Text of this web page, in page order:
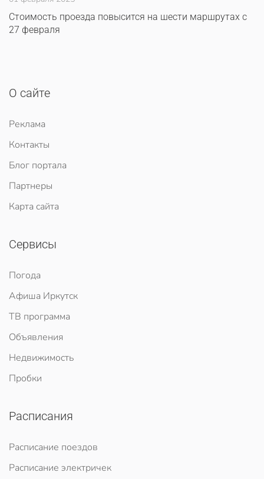
Стоимость проезда повысится на шести маршрутах с
27 февраля
О сайте
Реклама
Контакты
Блог портала
Партнеры
Карта сайта
Сервисы
Погода
Афиша Иркутск
ТВ программа
Объявления
Недвижимость
Пробки
Расписания
Расписание поездов
Расписание электричек